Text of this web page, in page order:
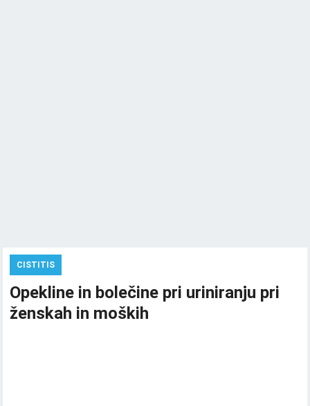
CISTITIS
Opekline in bolečine pri uriniranju pri
ženskah in moških